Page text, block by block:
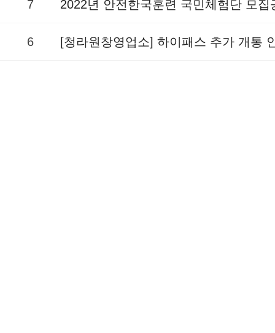
7 2022년 안전한국훈련 국민체험단 모집
6 [청라원창영업소] 하이패스 추가 개통